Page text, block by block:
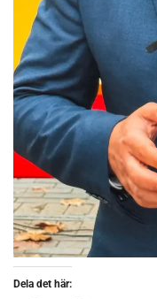
Dela det här: